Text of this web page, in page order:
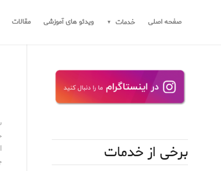
صفحه اصلی خدمات ویدئو های آموزشی مقالات
برخی از خدمات